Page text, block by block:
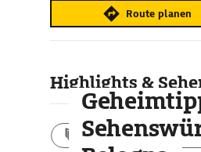
Route planen
Highlights &
Aktivitäten